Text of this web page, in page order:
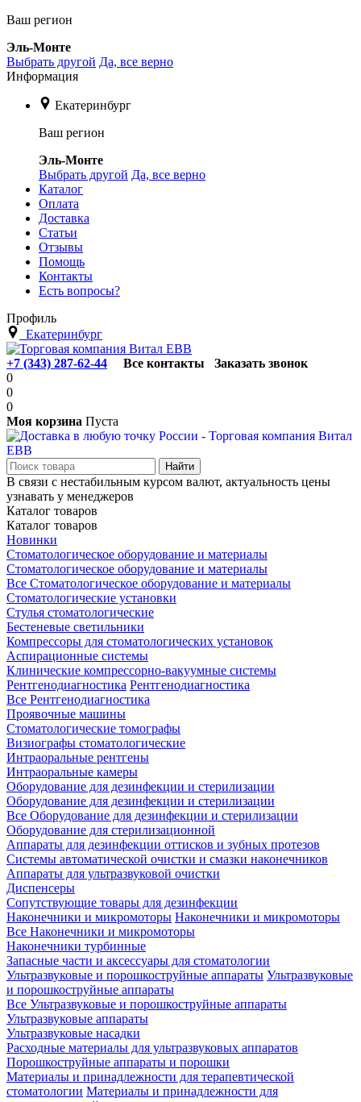
Ваш регион
Эль-Монте
Выбрать другой Да, все верно
Информация
Екатеринбург
Ваш регион
Эль-Монте
Выбрать другой Да, все верно
Каталог
Оплата
Доставка
Статьи
Отзывы
Помощь
Контакты
Есть вопросы?
Профиль
Екатеринбург
+7 (343) 287-62-44 Все контакты
Заказать звонок
0
0
0
Моя корзина Пуста
В связи с нестабильным курсом валют, актуальность цены
узнавать у менеджеров
Каталог товаров
Каталог товаров
Новинки
Стоматологическое оборудование и материалы
Стоматологическое оборудование и материалы
Все Стоматологическое оборудование и материалы
Стоматологические установки
Стулья стоматологические
Бестеневые светильники
Компрессоры для стоматологических установок
Аспирационные системы
Клинические компрессорно-вакуумные системы
Рентгенодиагностика Рентгенодиагностика
Все Рентгенодиагностика
Проявочные машины
Стоматологические томографы
Визиографы стоматологические
Интраоральные рентгены
Интраоральные камеры
Оборудование для дезинфекции и стерилизации
Оборудование для дезинфекции и стерилизации
Все Оборудование для дезинфекции и стерилизации
Оборудование для стерилизационной
Аппараты для дезинфекции оттисков и зубных протезов
Системы автоматической очистки и смазки наконечников
Аппараты для ультразвуковой очистки
Диспенсеры
Сопутствующие товары для дезинфекции
Наконечники и микромоторы Наконечники и микромоторы
Все Наконечники и микромоторы
Наконечники турбинные
Запасные части и аксессуары для стоматологии
Ультразвуковые и порошкоструйные аппараты Ультразвуковые
и порошкоструйные аппараты
Все Ультразвуковые и порошкоструйные аппараты
Ультразвуковые аппараты
Ультразвуковые насадки
Расходные материалы для ультразвуковых аппаратов
Порошкоструйные аппараты и порошки
Материалы и принадлежности для терапевтической
стоматологии Материалы и принадлежности для